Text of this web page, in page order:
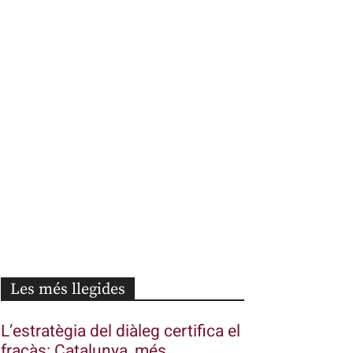
Les més llegides
L’estratègia del diàleg certifica el